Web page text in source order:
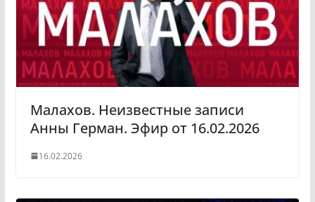
Малахов. Неизвестные записи
Анны Герман. Эфир от 16.02.2026
16.02.2026